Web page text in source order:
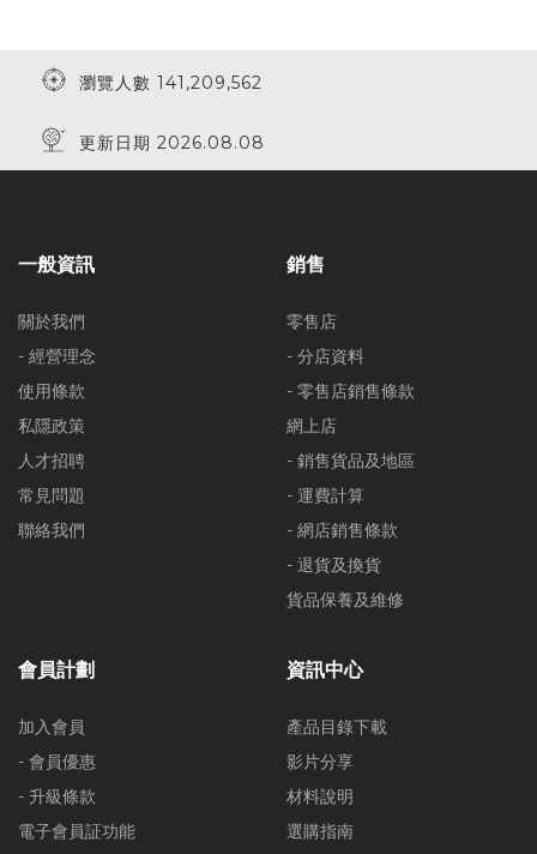
瀏覽人數 141,209,562
更新日期 2026.08.08
一般資訊
關於我們
- 經營理念
使用條款
私隱政策
人才招聘
常見問題
聯絡我們
銷售
零售店
- 分店資料
- 零售店銷售條款
網上店
- 銷售貨品及地區
- 運費計算
- 網店銷售條款
- 退貨及換貨
貨品保養及維修
會員計劃
加入會員
- 會員優惠
- 升級條款
電子會員証功能
資訊中心
產品目錄下載
影片分享
材料說明
選購指南